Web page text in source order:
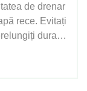
de drenar
rece. Evitați
durata